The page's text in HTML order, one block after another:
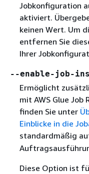
Jobkonfiguration
aktiviert.
keinen Wert. Um
entfernen Sie
Ihrer
--enable-job-
Ermöglicht
mit AWS Glue Job
finden Sie unter
Einblicke in die
standardmäßig
Diese Option ist